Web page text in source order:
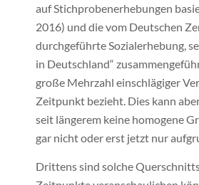
auf Stichprobenerhebungen
2016) und die vom Deutschen
durchgeführte Sozialerhebung,
in Deutschland“
große Mehrzahl einschlägiger
Zeitpunkt bezieht. Dies kann
seit längerem keine homogene
gar nicht oder erst jetzt nur
Drittens sind solche